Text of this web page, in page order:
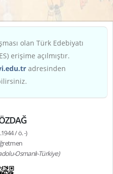
olan Türk Edebiyatı
erişime açılmıştır.
adresinden
/ ö. -)
Osmanlı-Türkiye)